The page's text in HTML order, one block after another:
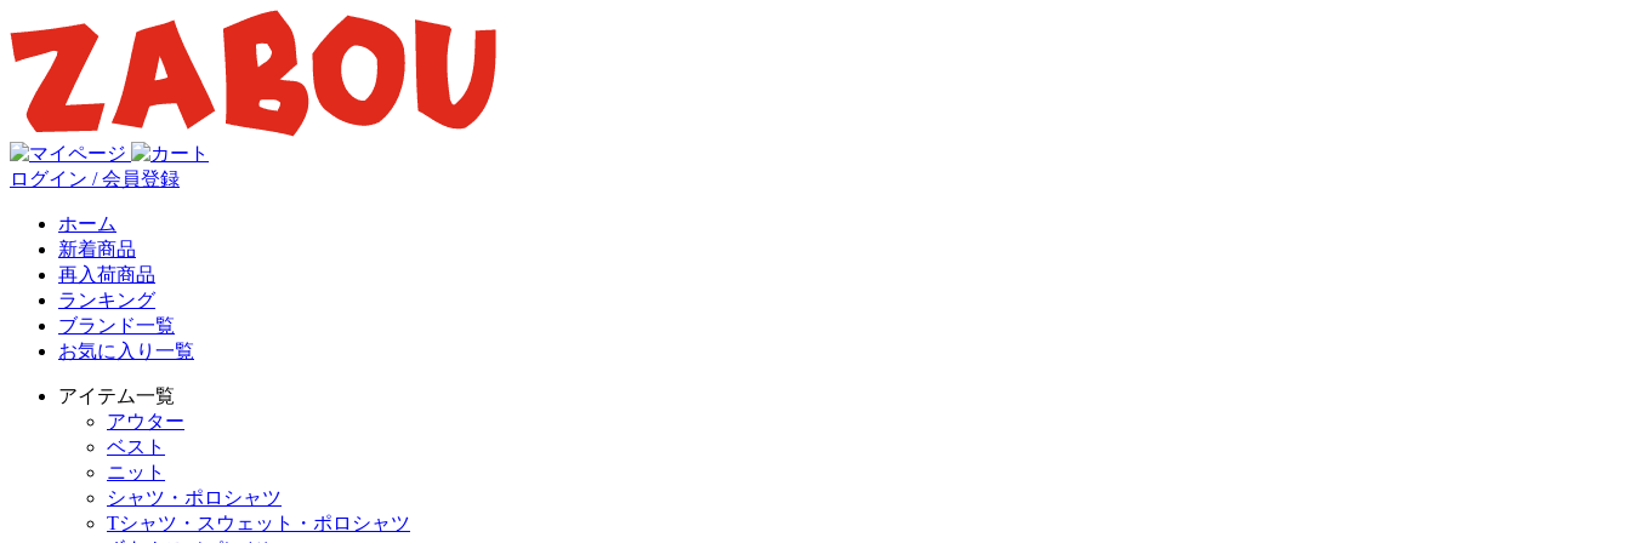
ログイン / 会員登録
ホーム
新着商品
再入荷商品
ランキング
ブランド一覧
お気に入り一覧
アイテム一覧
アウター
ベスト
ニット
シャツ・ポロシャツ
Tシャツ・スウェット・ポロシャツ